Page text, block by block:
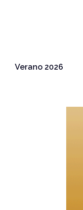
Verano 2026